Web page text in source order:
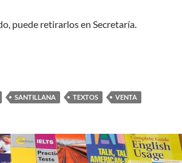
puede retirarlos en Secretaría.
SANTILLANA TEXTOS VENTA